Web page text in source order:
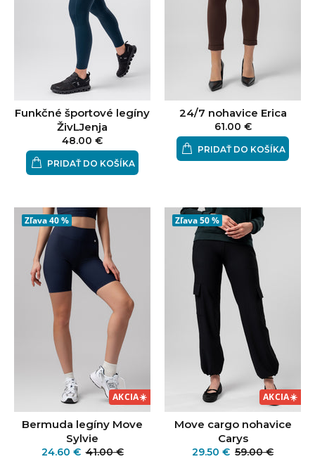
Funkčné športové legíny
ŽivLJenja
48.00 €
PRIDAŤ DO KOŠÍKA
24/7 nohavice Erica
61.00 €
PRIDAŤ DO KOŠÍKA
Zľava40 %
AKCIA☀️
Bermuda legíny Move
Sylvie
24.60 € 41.00 €
Zľava50 %
AKCIA☀️
Move cargo nohavice
Carys
29.50 € 59.00 €